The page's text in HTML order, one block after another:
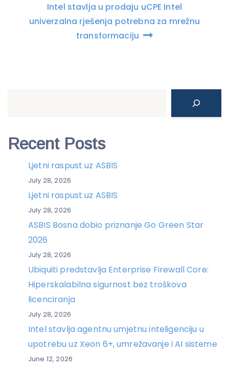
Intel stavlja u prodaju uCPE Intel
univerzalna rješenja potrebna za mrežnu
transformaciju
Recent Posts
Ljetni raspust uz ASBIS
July 28, 2026
Ljetni raspust uz ASBIS
July 28, 2026
ASBIS Bosna dobio priznanje Go Green Star
2026
July 28, 2026
Ubiquiti predstavlja Enterprise Firewall Core:
Hiperskalabilna sigurnost bez troškova
licenciranja
July 28, 2026
Intel stavlja agentnu umjetnu inteligenciju u
upotrebu uz Xeon 6+, umrežavanje i AI sisteme
June 12, 2026